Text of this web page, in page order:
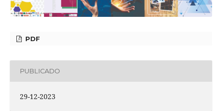
PDF
PUBLICADO
29-12-2023